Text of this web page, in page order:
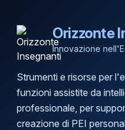
Orizzonte
Innovazione
Strumenti e risorse per
funzioni assistite da
professionale, per
creazione di PEI